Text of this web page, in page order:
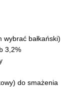
wybrać bałkański)
3,2%
do smażenia